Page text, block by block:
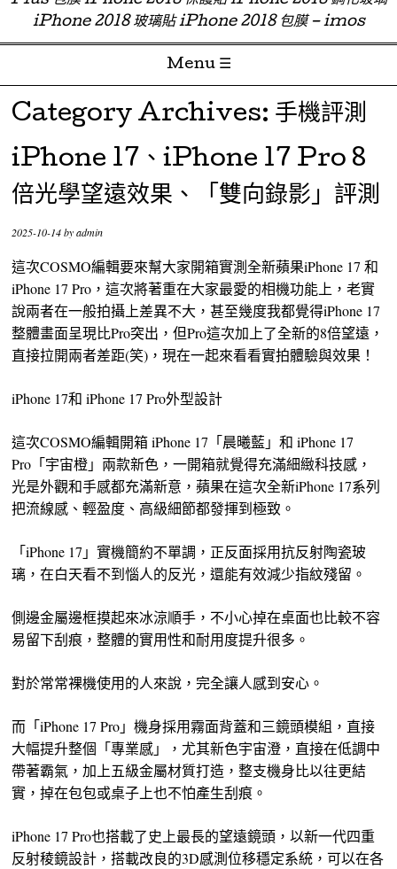
iPhone 2018 玻璃貼 iPhone 2018 包膜 – imos
Menu ☰
Skip to content
Category Archives: 手機評測
iPhone 17、iPhone 17 Pro 8
倍光學望遠效果、「雙向錄影」評測
2025-10-14byadmin
這次COSMO編輯要來幫大家開箱實測全新蘋果iPhone 17 和
iPhone 17 Pro，這次將著重在大家最愛的相機功能上，老實
說兩者在一般拍攝上差異不大，甚至幾度我都覺得iPhone 17
整體畫面呈現比Pro突出，但Pro這次加上了全新的8倍望遠，
直接拉開兩者差距(笑)，現在一起來看看實拍體驗與效果！
iPhone 17和 iPhone 17 Pro外型設計
這次COSMO編輯開箱 iPhone 17「晨曦藍」和 iPhone 17
Pro「宇宙橙」兩款新色，一開箱就覺得充滿細緻科技感，
光是外觀和手感都充滿新意，蘋果在這次全新iPhone 17系列
把流線感、輕盈度、高級細節都發揮到極致。
「iPhone 17」實機簡約不單調，正反面採用抗反射陶瓷玻
璃，在白天看不到惱人的反光，還能有效減少指紋殘留。
側邊金屬邊框摸起來冰涼順手，不小心掉在桌面也比較不容
易留下刮痕，整體的實用性和耐用度提升很多。
對於常常裸機使用的人來說，完全讓人感到安心。
而「iPhone 17 Pro」機身採用霧面背蓋和三鏡頭模組，直接
大幅提升整個「專業感」，尤其新色宇宙澄，直接在低調中
帶著霸氣，加上五級金屬材質打造，整支機身比以往更結
實，掉在包包或桌子上也不怕產生刮痕。
iPhone 17 Pro也搭載了史上最長的望遠鏡頭，以新一代四重
反射稜鏡設計，搭載改良的3D感測位移穩定系統，可以在各